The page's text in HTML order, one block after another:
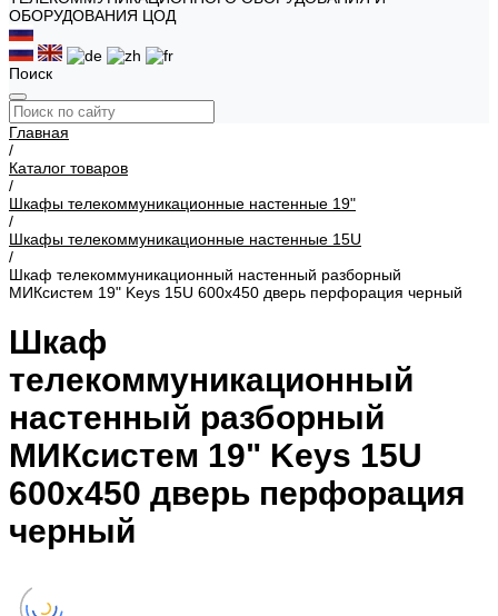
ОБОРУДОВАНИЯ ЦОД
Поиск
Главная
/
Каталог товаров
/
Шкафы телекоммуникационные настенные 19"
/
Шкафы телекоммуникационные настенные 15U
/
Шкаф телекоммуникационный настенный разборный
МИКсистем 19" Keys 15U 600x450 дверь перфорация черный
Шкаф
телекоммуникационный
настенный разборный
МИКсистем 19" Keys 15U
600x450 дверь перфорация
черный